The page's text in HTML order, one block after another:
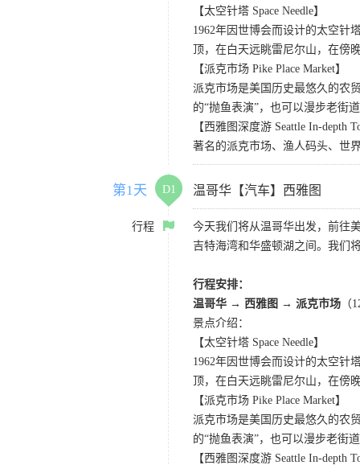
【太空针塔 Space Needle】
1962年因世博会而设计的太空针
顶，在白天远眺雷尼尔山，在傍
【派克市场 Pike Place Market】
派克市场是美国历史最悠久的农
的“抛鱼表演”，也可以漫步老街
【西雅图深度游 Seattle In-depth
著名的派克市场、渔人码头、世
第1天 D1 温哥华【汽车】西雅图
行程
今天我们将从温哥华出发，前往
吉特海湾和华盛顿湖之间。我们
行程安排：
温哥华 → 西雅图 → 派克市场 （
景点介绍：
【太空针塔 Space Needle】
1962年因世博会而设计的太空针
顶，在白天远眺雷尼尔山，在傍
【派克市场 Pike Place Market】
派克市场是美国历史最悠久的农
的“抛鱼表演”，也可以漫步老街
【西雅图深度游 Seattle In-depth